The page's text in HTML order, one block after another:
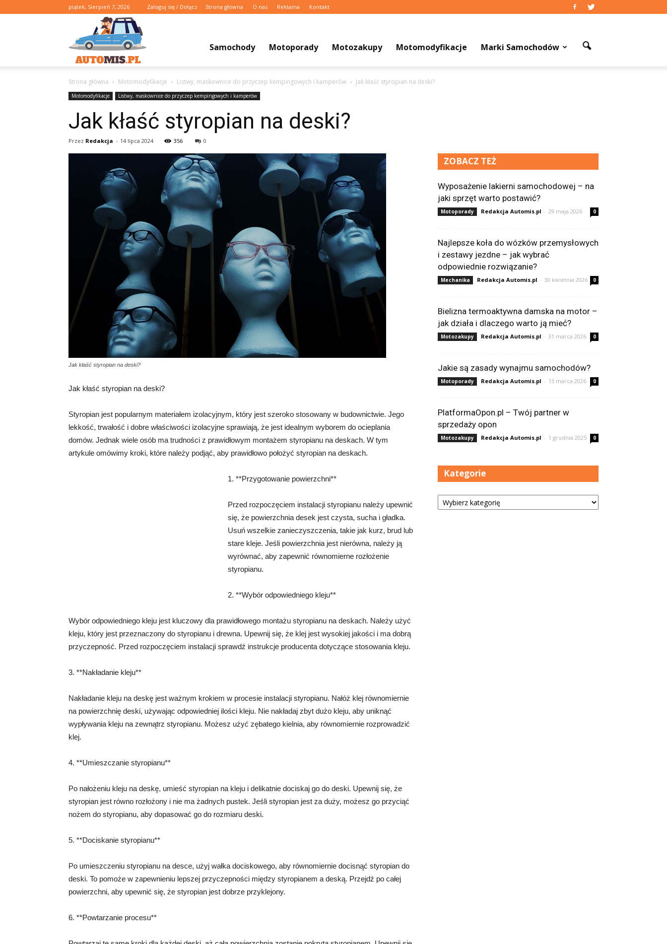
piątek, Sierpień 7, 2026 Zaloguj się / Dołącz Strona główna O nas Reklama Kontakt
Samochody Motoporady Motozakupy Motomodyfikacje Marki Samochodów
Strona główna Motomodyfikacje Listwy, maskownice do przyczep kempingowych i kamperów Jak kłaść styropian na deski?
Motomodyfikacje Listwy, maskownice do przyczep kempingowych i kamperów
Jak kłaść styropian na deski?
Przez Redakcja - 14 lipca 2024 356 0
Jak kłaść styropian na deski?
Jak kłaść styropian na deski?
Styropian jest popularnym materiałem izolacyjnym, który jest szeroko stosowany w budownictwie. Jego
lekkość, trwałość i dobre właściwości izolacyjne sprawiają, że jest idealnym wyborem do ocieplania
domów. Jednak wiele osób ma trudności z prawidłowym montażem styropianu na deskach. W tym
artykule omówimy kroki, które należy podjąć, aby prawidłowo położyć styropian na deskach.
1. **Przygotowanie powierzchni**
Przed rozpoczęciem instalacji styropianu należy upewnić
się, że powierzchnia desek jest czysta, sucha i gładka.
Usuń wszelkie zanieczyszczenia, takie jak kurz, brud lub
stare kleje. Jeśli powierzchnia jest nierówna, należy ją
wyrównać, aby zapewnić równomierne rozłożenie
styropianu.
2. **Wybór odpowiedniego kleju**
Wybór odpowiedniego kleju jest kluczowy dla prawidłowego montażu styropianu na deskach. Należy użyć
kleju, który jest przeznaczony do styropianu i drewna. Upewnij się, że klej jest wysokiej jakości i ma dobrą
przyczepność. Przed rozpoczęciem instalacji sprawdź instrukcje producenta dotyczące stosowania kleju.
3. **Nakładanie kleju**
Nakładanie kleju na deskę jest ważnym krokiem w procesie instalacji styropianu. Nałóż klej równomiernie
na powierzchnię deski, używając odpowiedniej ilości kleju. Nie nakładaj zbyt dużo kleju, aby uniknąć
wypływania kleju na zewnątrz styropianu. Możesz użyć zębatego kielnia, aby równomiernie rozprowadzić
klej.
4. **Umieszczanie styropianu**
Po nałożeniu kleju na deskę, umieść styropian na kleju i delikatnie dociskaj go do deski. Upewnij się, że
styropian jest równo rozłożony i nie ma żadnych pustek. Jeśli styropian jest za duży, możesz go przyciąć
nożem do styropianu, aby dopasować go do rozmiaru deski.
5. **Dociskanie styropianu**
Po umieszczeniu styropianu na desce, użyj wałka dociskowego, aby równomiernie docisnąć styropian do
deski. To pomoże w zapewnieniu lepszej przyczepności między styropianem a deską. Przejdź po całej
powierzchni, aby upewnić się, że styropian jest dobrze przyklejony.
6. **Powtarzanie procesu**
ZOBACZ TEŻ
Wyposażenie lakierni samochodowej – na
jaki sprzęt warto postawić?
Motoporady Redakcja Automis.pl - 29 maja 2026 0
Najlepsze koła do wózków przemysłowych
i zestawy jezdne – jak wybrać
odpowiednie rozwiązanie?
Mechanika Redakcja Automis.pl - 30 kwietnia 2026 0
Bielizna termoaktywna damska na motor –
jak działa i dlaczego warto ją mieć?
Motozakupy Redakcja Automis.pl - 31 marca 2026 0
Jakie są zasady wynajmu samochodów?
Motoporady Redakcja Automis.pl - 13 marca 2026 0
PlatformaOpon.pl – Twój partner w
sprzedaży opon
Motozakupy Redakcja Automis.pl - 1 grudnia 2025 0
Kategorie
Kategorie